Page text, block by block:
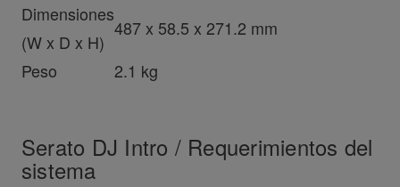
Dimensiones
(W x D x H)
487 x 58.5 x 271.2 mm
Peso
2.1 kg
Serato DJ Intro / Requerimientos del
sistema